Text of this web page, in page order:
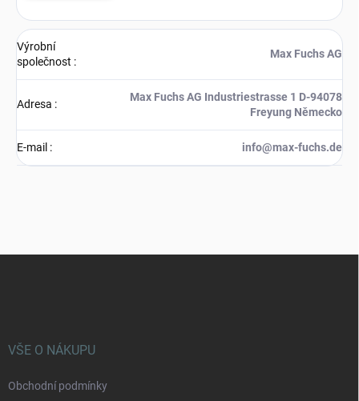
Výrobní
společnost :
Max Fuchs AG
Adresa :
Max Fuchs AG Industriestrasse 1 D-94078
Freyung Německo
E-mail : info@max-fuchs.de
VŠE O NÁKUPU
Obchodní podmínky